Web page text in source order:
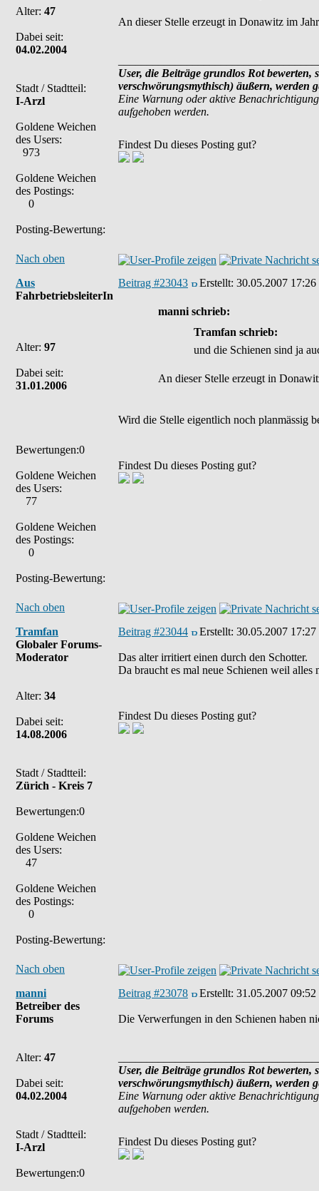
Alter: 47
Dabei seit:
04.02.2004
Stadt / Stadtteil:
I-Arzl
Goldene Weichen
des Users:
973
Goldene Weichen
des Postings:
0
Posting-Bewertung:
An dieser Stelle erzeugt in Donawitz im
User, die Beiträge grundlos Rot
verschwörungsmythisch) äußern, werden
Eine Warnung oder aktive
aufgehoben werden.
Findest Du dieses Posting gut?
Nach oben
Aus
FahrbetriebsleiterIn
Alter: 97
Dabei seit:
31.01.2006
Bewertungen:0
Goldene Weichen
des Users:
77
Goldene Weichen
des Postings:
0
Posting-Bewertung:
Beitrag #23043 Erstellt: 30.05.2007 17:26
manni schrieb:
Tramfan schrieb:
und die Schienen sind ja
An dieser Stelle erzeugt in
Wird die Stelle eigentlich noch planmässig
Findest Du dieses Posting gut?
Nach oben
Tramfan
Globaler Forums-
Moderator
Alter: 34
Dabei seit:
14.08.2006
Stadt / Stadtteil:
Zürich - Kreis 7
Bewertungen:0
Goldene Weichen
des Users:
47
Goldene Weichen
des Postings:
0
Posting-Bewertung:
Beitrag #23044 Erstellt: 30.05.2007 17:27
Das alter irritiert einen durch den Schotter.
Da braucht es mal neue Schienen weil
Findest Du dieses Posting gut?
Nach oben
manni
Betreiber des
Forums
Alter: 47
Dabei seit:
04.02.2004
Stadt / Stadtteil:
I-Arzl
Bewertungen:0
Beitrag #23078 Erstellt: 31.05.2007 09:52
Die Verwerfungen in den Schienen haben
User, die Beiträge grundlos Rot
verschwörungsmythisch) äußern, werden
Eine Warnung oder aktive
aufgehoben werden.
Findest Du dieses Posting gut?